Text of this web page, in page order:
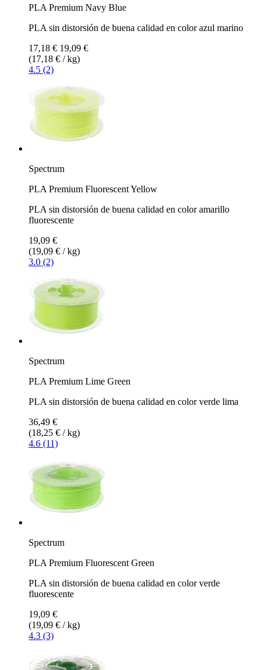
PLA Premium Navy Blue
PLA sin distorsión de buena calidad en color azul marino
17,18 € 19,09 €
(17,18 € / kg)
4.5 (2)
Spectrum
PLA Premium Fluorescent Yellow
PLA sin distorsión de buena calidad en color amarillo
fluorescente
19,09 €
(19,09 € / kg)
3.0 (2)
Spectrum
PLA Premium Lime Green
PLA sin distorsión de buena calidad en color verde lima
36,49 €
(18,25 € / kg)
4.6 (11)
Spectrum
PLA Premium Fluorescent Green
PLA sin distorsión de buena calidad en color verde
fluorescente
19,09 €
(19,09 € / kg)
4.3 (3)